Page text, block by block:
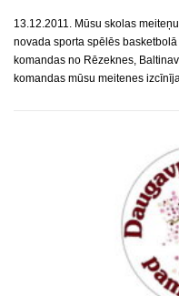
13.12.2011. Mūsu skolas
novada sporta spēlēs
komandas no Rēzeknes,
komandas mūsu meitenes